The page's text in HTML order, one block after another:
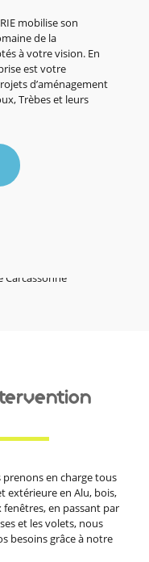
mobilise son
de la
à votre vision. En
est votre
d’aménagement
Trèbes et leurs
en charge tous
extérieure en Alu, bois,
en passant par
et les volets, nous
besoins grâce à notre